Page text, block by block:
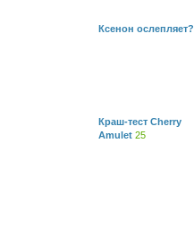
Ксенон ослепляет?
Краш-тест Cherry
Amulet 25